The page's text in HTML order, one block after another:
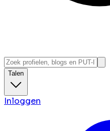
Talen
Inloggen